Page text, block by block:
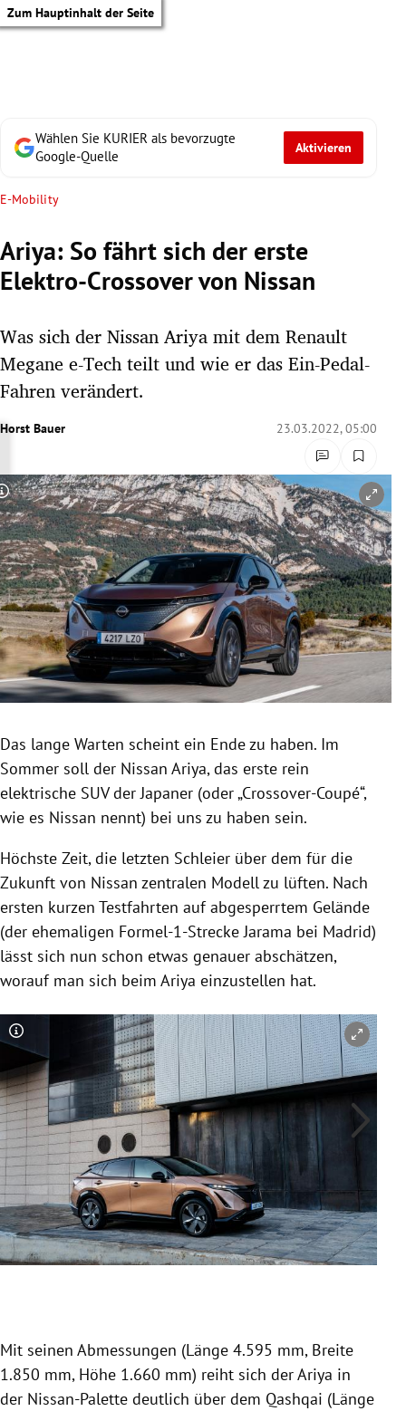
Zum Hauptinhalt der Seite
Untermenü
Untermenü
Untermenü
Untermenü
Untermenü
Untermenü
Untermenü
Untermenü
Wählen Sie KURIER als bevorzugte
Google-Quelle
Aktivieren
E-Mobility
Ariya: So fährt sich der erste
Elektro-Crossover von Nissan
Was sich der Nissan Ariya mit dem Renault
Megane e-Tech teilt und wie er das Ein-Pedal-
Fahren verändert.
Horst Bauer 23.03.2022, 05:00
Copyright-Hinweis öffnen/schließen
Das lange Warten scheint ein Ende zu haben. Im
Sommer soll der Nissan Ariya, das erste rein
elektrische SUV der Japaner (oder „Crossover-Coupé“,
wie es Nissan nennt) bei uns zu haben sein.
Höchste Zeit, die letzten Schleier über dem für die
Zukunft von Nissan zentralen Modell zu lüften. Nach
ersten kurzen Testfahrten auf abgesperrtem Gelände
(der ehemaligen Formel-1-Strecke Jarama bei Madrid)
lässt sich nun schon etwas genauer abschätzen,
worauf man sich beim Ariya einzustellen hat.
Copyright-Hinweis öffnen/schließen
Mit seinen Abmessungen (Länge 4.595 mm, Breite
1.850 mm, Höhe 1.660 mm) reiht sich der Ariya in
der Nissan-Palette deutlich über dem Qashqai (Länge